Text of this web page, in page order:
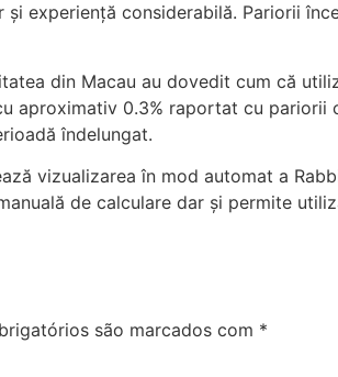
experiență considerabilă. Pariorii
din Macau au dovedit cum că
aproximativ 0.3% raportat cu
îndelungat.
vizualizarea în mod automat a
de calculare dar și permite
são marcados com *